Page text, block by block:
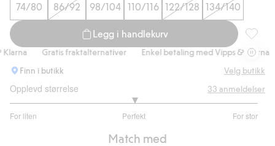
74/80 86/92 98/104 110/116 122/128 134/140
Legg i handlekurv
Gratis fraktalternativer
Enkel betaling med Vipps & Klarna
Finn i butikk
Velg butikk
Opplevd størrelse
For liten Perfekt For stor
av
33 anmeldelser
Match med